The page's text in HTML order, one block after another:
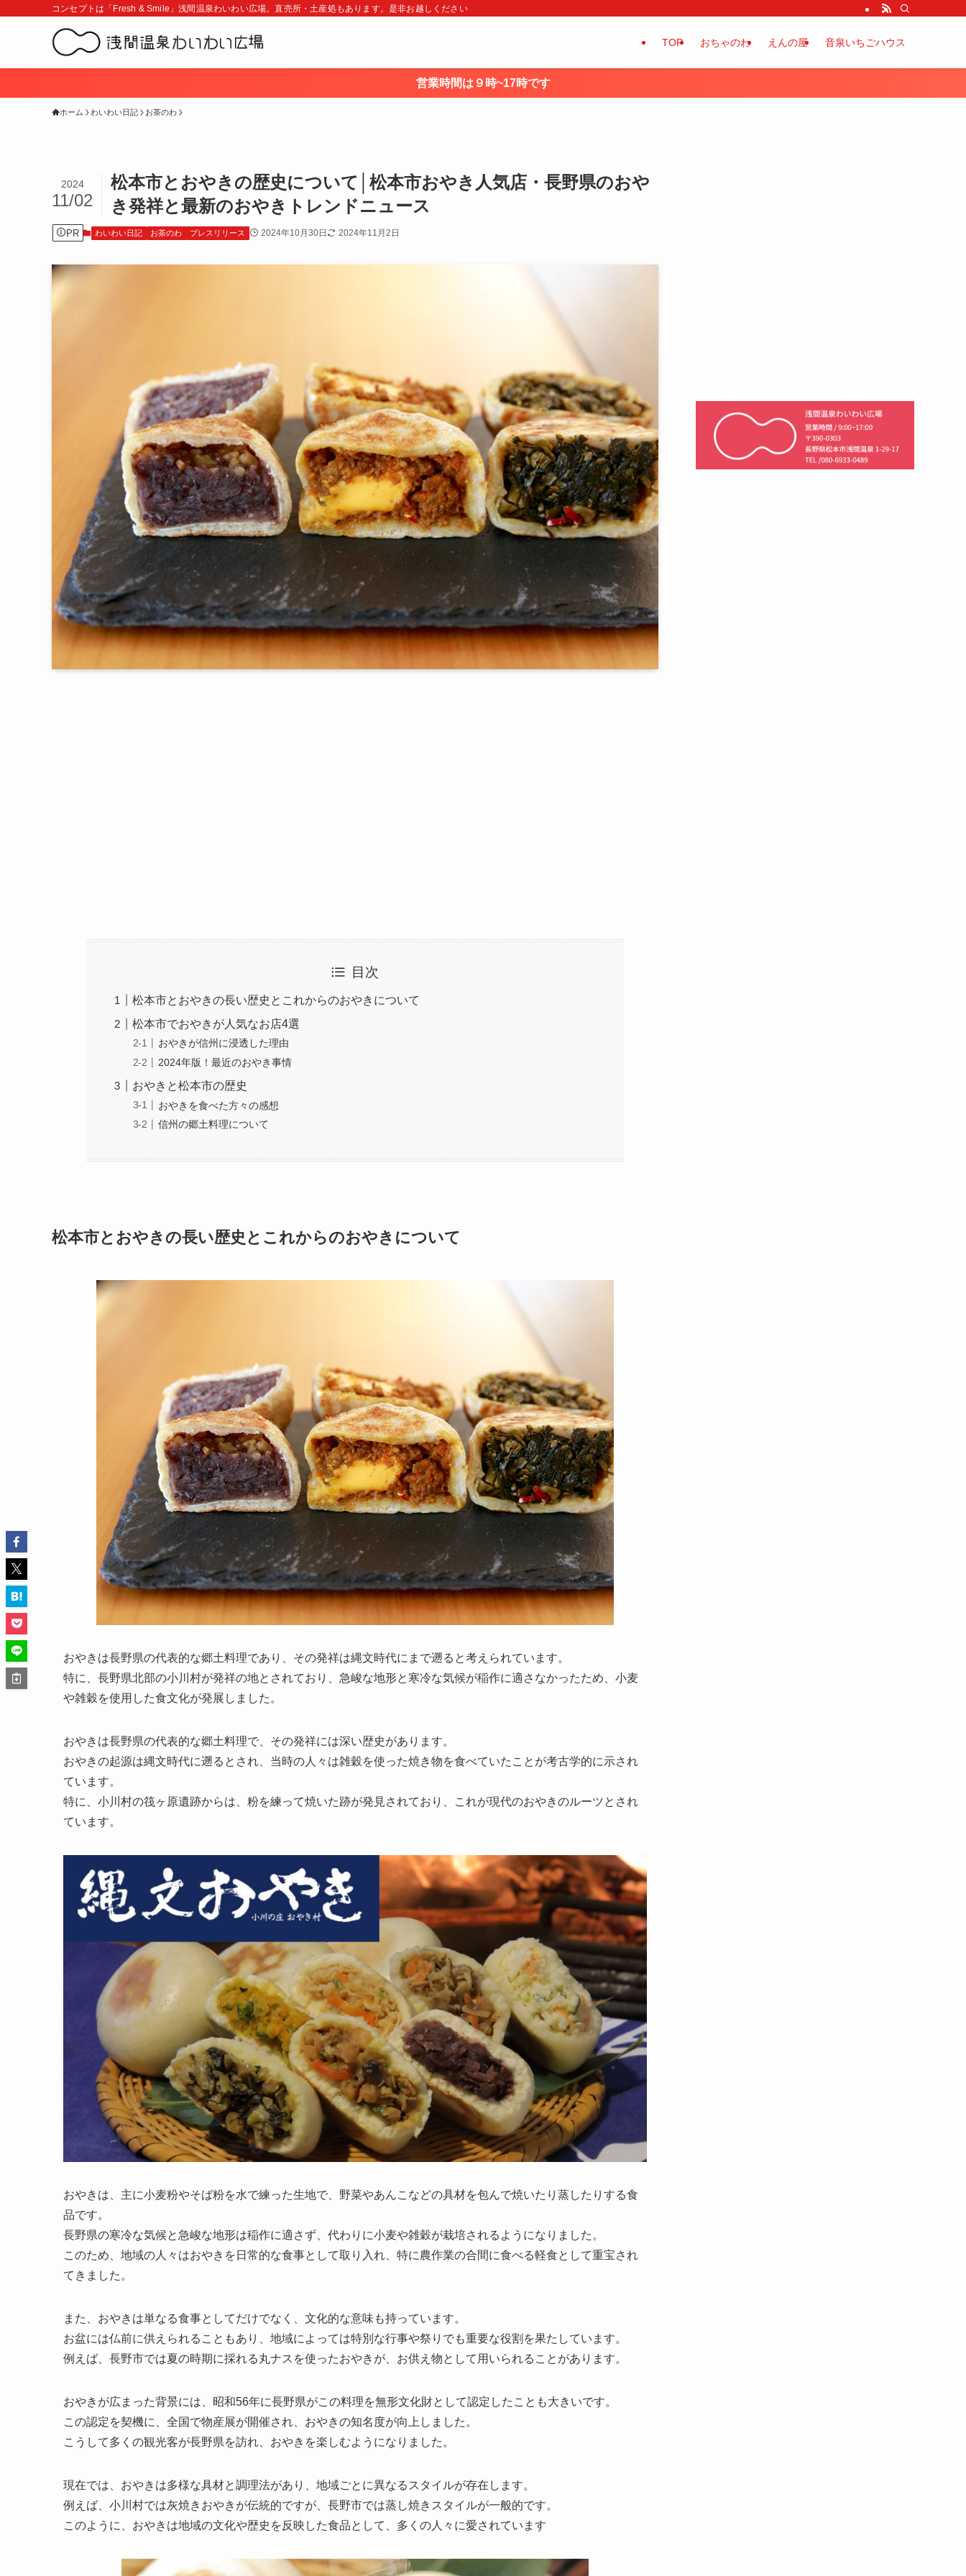
コンセプトは「Fresh & Smile」浅間温泉わいわい広場。直売所・土産処もあります。是非お越しください
TOP おちゃのわ えんの屋 音泉いちごハウス
営業時間は９時~17時です
ホーム わいわい日記 お茶のわ
松本市とおやきの歴史について│松本市おやき人気店・長野県のおや
き発祥と最新のおやきトレンドニュース
2024
11/02
PR わいわい日記 お茶のわ プレスリリース 2024年10月30日 2024年11月2日
目次
松本市とおやきの長い歴史とこれからのおやきについて
松本市でおやきが人気なお店4選
おやきが信州に浸透した理由
2024年版！最近のおやき事情
おやきと松本市の歴史
おやきを食べた方々の感想
信州の郷土料理について
松本市とおやきの長い歴史とこれからのおやきについて
おやきは長野県の代表的な郷土料理であり、その発祥は縄文時代にまで遡ると考えられています。
特に、長野県北部の小川村が発祥の地とされており、急峻な地形と寒冷な気候が稲作に適さなかったため、小麦
や雑穀を使用した食文化が発展しました。
おやきは長野県の代表的な郷土料理で、その発祥には深い歴史があります。
おやきの起源は縄文時代に遡るとされ、当時の人々は雑穀を使った焼き物を食べていたことが考古学的に示され
ています。
特に、小川村の筏ヶ原遺跡からは、粉を練って焼いた跡が発見されており、これが現代のおやきのルーツとされ
ています。
おやきは、主に小麦粉やそば粉を水で練った生地で、野菜やあんこなどの具材を包んで焼いたり蒸したりする食
品です。
長野県の寒冷な気候と急峻な地形は稲作に適さず、代わりに小麦や雑穀が栽培されるようになりました。
このため、地域の人々はおやきを日常的な食事として取り入れ、特に農作業の合間に食べる軽食として重宝され
てきました。
また、おやきは単なる食事としてだけでなく、文化的な意味も持っています。
お盆には仏前に供えられることもあり、地域によっては特別な行事や祭りでも重要な役割を果たしています。
例えば、長野市では夏の時期に採れる丸ナスを使ったおやきが、お供え物として用いられることがあります。
おやきが広まった背景には、昭和56年に長野県がこの料理を無形文化財として認定したことも大きいです。
この認定を契機に、全国で物産展が開催され、おやきの知名度が向上しました。
こうして多くの観光客が長野県を訪れ、おやきを楽しむようになりました。
現在では、おやきは多様な具材と調理法があり、地域ごとに異なるスタイルが存在します。
例えば、小川村では灰焼きおやきが伝統的ですが、長野市では蒸し焼きスタイルが一般的です。
このように、おやきは地域の文化や歴史を反映した食品として、多くの人々に愛されています